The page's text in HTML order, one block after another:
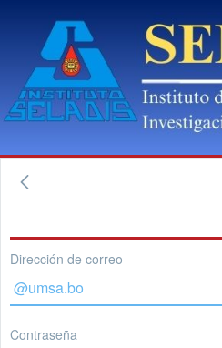
Dirección de correo
Contraseña